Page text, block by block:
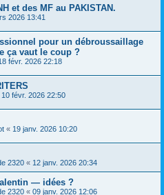
et des MF au PAKISTAN.
2026 13:41
pour un débroussaillage
ça vaut le coup ?
févr. 2026 22:18
10 févr. 2026 22:50
« 19 janv. 2026 10:20
2320 « 12 janv. 2026 20:34
— idées ?
2320 « 09 janv. 2026 12:06